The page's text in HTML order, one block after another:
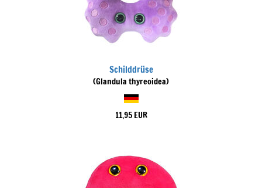
Schilddrüse
(Glandula thyreoidea)
11,95 EUR